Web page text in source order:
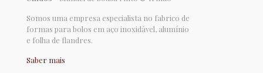
Somos uma empresa especialista no fabrico de
formas para bolos em aço inoxidável, alumínio
e folha de flandres.
Saber mais